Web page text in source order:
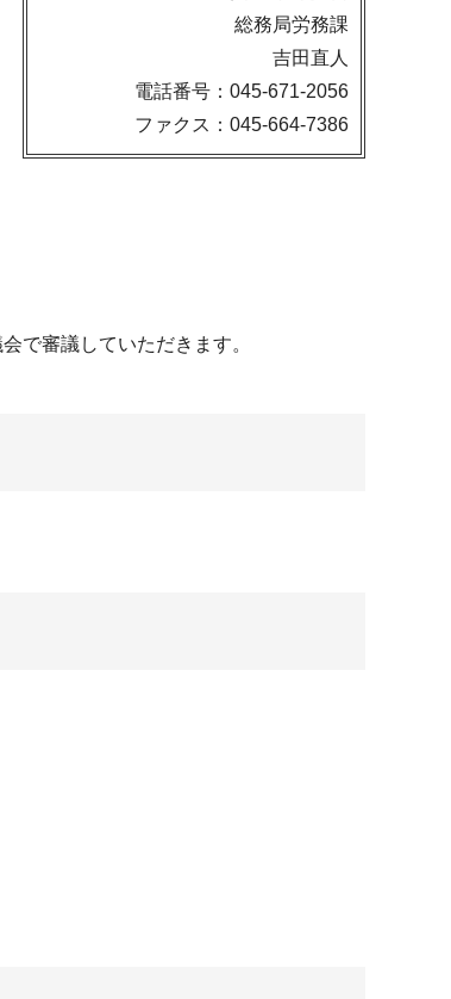
総務局労務課
吉田直人
電話番号：045-671-2056
ファクス：045-664-7386
で審議していただきます。